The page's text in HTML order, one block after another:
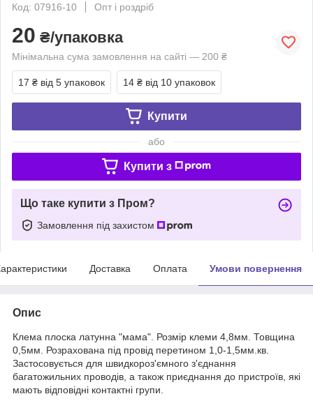
Код: 07916-10
Опт і роздріб
20 ₴/упаковка
Мінімальна сума замовлення на сайті — 200 ₴
17 ₴ від 5 упаковок 14 ₴ від 10 упаковок
Купити
або
Купити з
Що таке купити з Пром?
Замовлення під захистом
Доставка Оплата Умови повернення
Опис
Клема плоска латунна "мама". Розмір клеми 4,8мм. Товщина
0,5мм. Розрахована під провід перетином 1,0-1,5мм.кв.
Застосовується для швидкороз'ємного з'єднання
багатожильних проводів, а також приєднання до пристроїв, які
мають відповідні контактні групи.